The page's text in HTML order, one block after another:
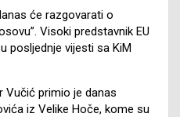
će razgovarati o
Visoki predstavnik EU
posljednje vijesti sa KiM
Vučić primio je danas
iz Velike Hoče, kome su